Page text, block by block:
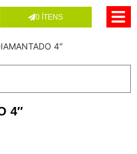
0 ÍTENS
4″
4″